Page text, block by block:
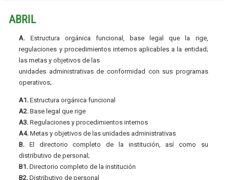
ABRIL
A. Estructura orgánica funcional, base legal que la rige,
regulaciones y procedimientos internos aplicables a la entidad;
las metas y objetivos de las
unidades administrativas de conformidad con sus programas
operativos;
A1. Estructura orgánica funcional
A2. Base legal que rige
A3. Regulaciones y procedimientos internos
A4. Metas y objetivos de las unidades administrativas
B. El directorio completo de la institución, así como su
distributivo de personal;
B1. Directorio completo de la institución
B2. Distributivo de personal